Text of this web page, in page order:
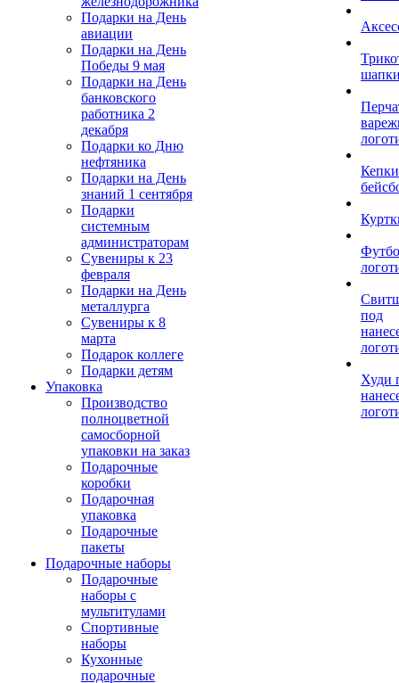
Подарки на День
авиации
Подарки на День
Победы 9 мая
Подарки на День
банковского
работника 2
декабря
Подарки ко Дню
нефтяника
Подарки на День
знаний 1 сентября
Подарки
системным
администраторам
Сувениры к 23
февраля
Подарки на День
металлурга
Сувениры к 8
марта
Подарок коллеге
Подарки детям
Упаковка
Производство
полноцветной
самосборной
упаковки на заказ
Подарочные
коробки
Подарочная
упаковка
Подарочные
пакеты
Подарочные наборы
Подарочные
наборы с
мультитулами
Спортивные
наборы
Кухонные
подарочные
под
Худи